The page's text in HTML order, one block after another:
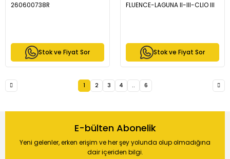
260600738R
Stok ve Fiyat Sor
FLUENCE-LAGUNA II-III-CLIO III
Stok ve Fiyat Sor
1 2 3 4 .. 6
E-bülten Abonelik
Yeni gelenler, erken erişim ve her şey yolunda olup olmadığına
dair içeriden bilgi.